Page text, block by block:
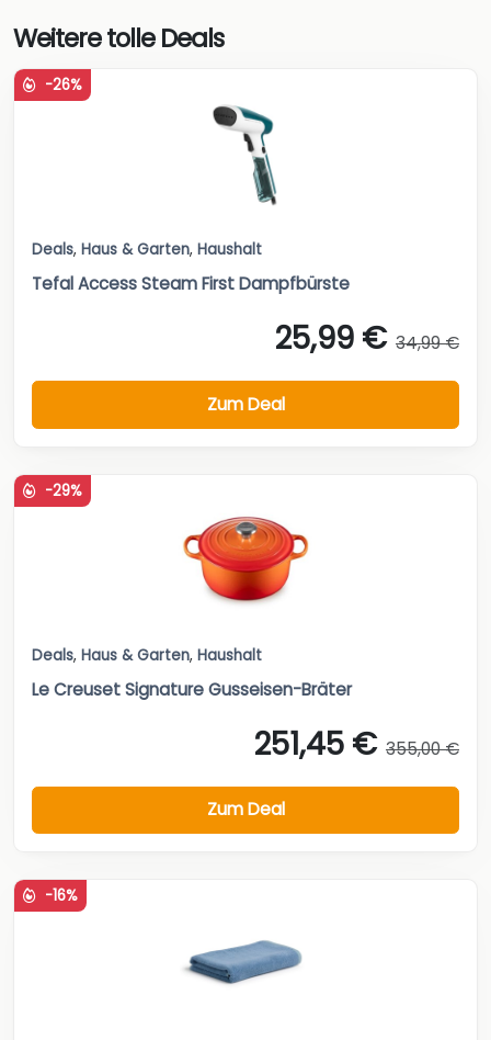
Weitere tolle Deals
-26%
Deals, Haus & Garten, Haushalt
Tefal Access Steam First Dampfbürste
25,99 € 34,99 €
Zum Deal
-29%
Deals, Haus & Garten, Haushalt
Le Creuset Signature Gusseisen-Bräter
251,45 € 355,00 €
Zum Deal
-16%